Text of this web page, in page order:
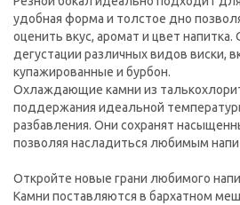
удобная форма и толстое дно
оценить вкус, аромат и цвет
дегустации различных видов виски,
купажированные и бурбон.
Охлаждающие камни из
поддержания идеальной
разбавления. Они сохранят
позволяя насладиться любимым
Откройте новые грани любимого
Камни поставляются в бархатном